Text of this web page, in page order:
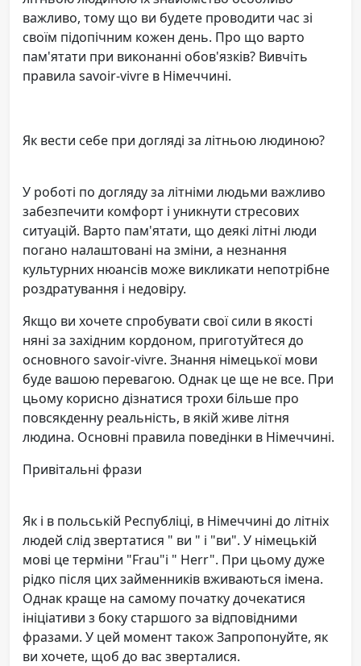
важливо, тому що ви будете проводити час зі
своїм підопічним кожен день. Про що варто
пам'ятати при виконанні обов'язків? Вивчіть
правила savoir-vivre в Німеччині.
Як вести себе при догляді за літньою людиною?
У роботі по догляду за літніми людьми важливо
забезпечити комфорт і уникнути стресових
ситуацій. Варто пам'ятати, що деякі літні люди
погано налаштовані на зміни, а незнання
культурних нюансів може викликати непотрібне
роздратування і недовіру.
Якщо ви хочете спробувати свої сили в якості
няні за західним кордоном, приготуйтеся до
основного savoir-vivre. Знання німецької мови
буде вашою перевагою. Однак це ще не все. При
цьому корисно дізнатися трохи більше про
повсякденну реальність, в якій живе літня
людина. Основні правила поведінки в Німеччині.
Привітальні фрази
Як і в польській Республіці, в Німеччині до літніх
людей слід звертатися " ви " і "ви". У німецькій
мові це терміни "Frau"і " Herr". При цьому дуже
рідко після цих займенників вживаються імена.
Однак краще на самому початку дочекатися
ініціативи з боку старшого за відповідними
фразами. У цей момент також Запропонуйте, як
ви хочете, щоб до вас зверталися.